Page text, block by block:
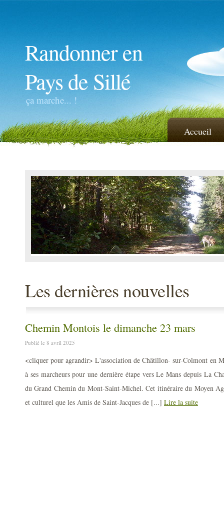
Randonner en
Pays de Sillé
ça marche... !
Accueil
Les dernières nouvelles
Chemin Montois le dimanche 23 mars
Publié le 8 avril 2025
<cliquer pour agrandir> L'association de Châtillon- sur-Colmont en
à ses marcheurs pour une dernière étape vers Le Mans depuis La
du Grand Chemin du Mont-Saint-Michel. Cet itinéraire du Moyen
et culturel que les Amis de Saint-Jacques de [...] Lire la suite